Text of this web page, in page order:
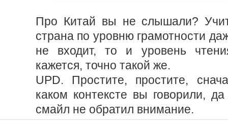
Про Китай вы не слышали?
страна по уровню грамотности
не входит, то и уровень
кажется, точно такой же.
UPD. Простите, простите,
каком контексте вы говорили,
смайл не обратил внимание.